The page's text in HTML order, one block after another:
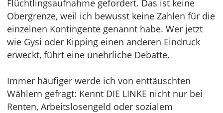
Flüchtlingsaufnahme gefordert. Das ist keine
Obergrenze, weil ich bewusst keine Zahlen für die
einzelnen Kontingente genannt habe. Wer jetzt
wie Gysi oder Kipping einen anderen Eindruck
erweckt, führt eine unehrliche Debatte.
Immer häufiger werde ich von enttäuschten
Wählern gefragt: Kennt DIE LINKE nicht nur bei
Renten, Arbeitslosengeld oder sozialem